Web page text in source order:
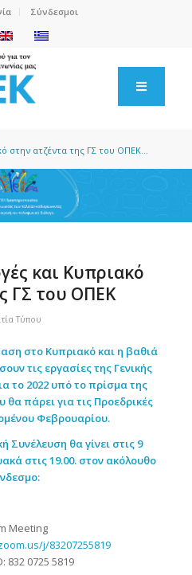
Σύνδεσμοι
στην ατζέντα της ΓΣ του ΟΠΕΚ...
και Κυπριακό
ΓΣ του ΟΠΕΚ
Τύπου
στο Κυπριακό και η βαθιά
τις εργασίες της Γενικής
το 2022 υπό το πρίσμα της
πάρει για τις Προεδρικές
Φεβρουαρίου.
Συνέλευση θα γίνει στις 9
στις 19.00. στον ακόλουθο
Meeting
j/83207255819
832 0725 5819